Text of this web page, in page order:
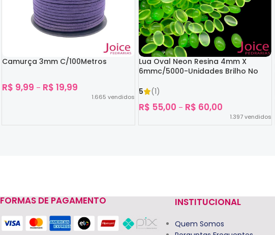
Camurça 3mm C/100Metros
R$ 9,99 – R$ 19,99
1.665 vendidos
Lua Oval Neon Resina 4mm X
6mmc/5000-Unidades Brilho No
5
(1)
R$ 55,00 – R$ 60,00
1.397vendidos
Read more
FORMAS DE PAGAMENTO INSTITUCIONAL
Quem Somos